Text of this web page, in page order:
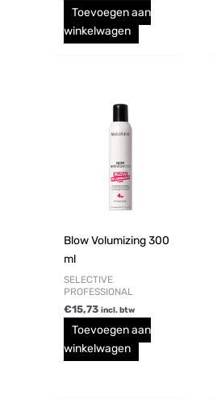
Toevoegen aan
winkelwagen
Blow Volumizing 300
ml
SELECTIVE
PROFESSIONAL
€15,73 incl. btw
Toevoegen aan
winkelwagen